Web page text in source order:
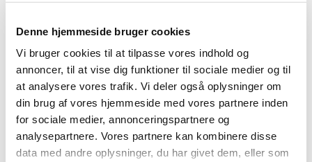
Denne hjemmeside bruger cookies
Vi bruger cookies til at tilpasse vores indhold og
annoncer, til at vise dig funktioner til sociale medier og til
at analysere vores trafik. Vi deler også oplysninger om
din brug af vores hjemmeside med vores partnere inden
for sociale medier, annonceringspartnere og
analysepartnere. Vores partnere kan kombinere disse
data med andre oplysninger, du har givet dem, eller som
4011905403854
DKK 39,95
DKK 31,96 ekskl. moms
Køb nu
På lager